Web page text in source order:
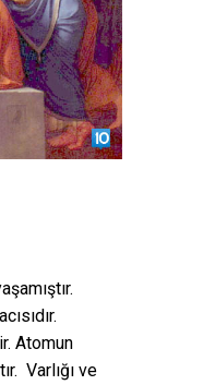
Atomun
Varlığı ve